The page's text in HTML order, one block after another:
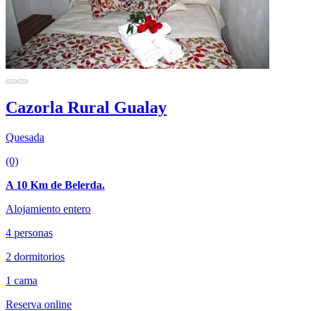
Cazorla Rural Gualay
Quesada
(0)
A 10 Km de Belerda.
Alojamiento entero
4 personas
2 dormitorios
1 cama
Reserva online